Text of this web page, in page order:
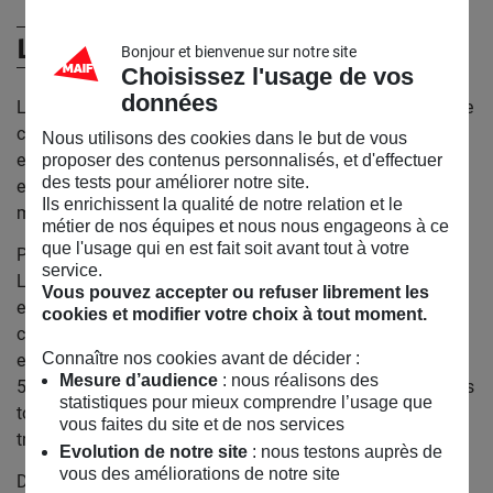
Les doigts qui rêvent
Les Doigts Qui Rêvent est une maison d’édition associative
créée en 1994 qui répond aux besoins d’accès à la lecture
et à la culture des enfants en situation de handicap visuel,
en créant des livres tactiles illustrés et des outils
multisensoriels de médiation culturelle.
Pour favoriser l’inclusion des enfants déficients visuels,
LDQR crée/adapte et diffuse des albums tactiles illustrés
en France et à l’international et offre cette fabrication
chargée de sens comme moyen de réinsertion de publics
en grande difficulté. Depuis 1994, ils ont produit plus de
50 700 albums tactiles illustrés, ce qui représente 300 titres
toutes langues confondues et des milliers d’heures d’un
travail minutieux.
De plus, LDQR sensibilise au quotidien les professionnels
Bonjour et bienvenue sur notre site
Choisissez l'usage de vos
données
Nous utilisons des cookies dans le but de vous
proposer des contenus personnalisés, et d'effectuer
des tests pour améliorer notre site.
Ils enrichissent la qualité de notre relation et le
métier de nos équipes et nous nous engageons à ce
que l'usage qui en est fait soit avant tout à votre
service.
Vous pouvez accepter ou refuser librement les
cookies et modifier votre choix à tout moment.
Connaître nos cookies avant de décider :
Mesure d’audience: nous réalisons des
statistiques pour mieux comprendre l’usage que
vous faites du site et de nos services
Evolution de notre site: nous testons auprès de
vous des améliorations de notre site